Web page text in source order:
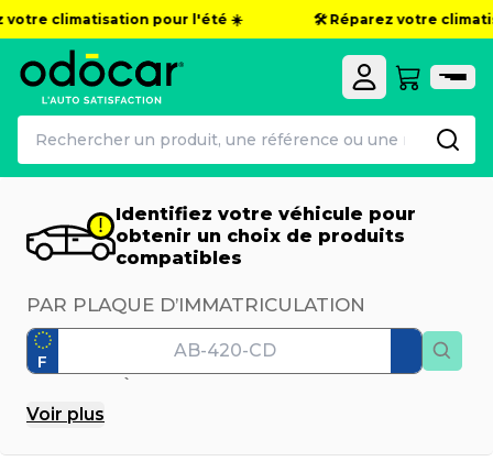
votre climatisation pour l'été ☀️ 🛠️ Réparez votre
Identifiez votre véhicule pour
obtenir un choix de produits
compatibles
PAR PLAQUE D’IMMATRICULATION
F
Voir plus